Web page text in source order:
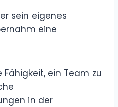
sein eigenes
eine
ein Team zu
in der